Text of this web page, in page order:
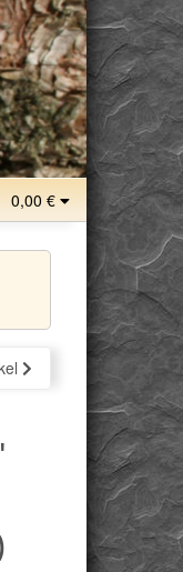
0,00 €